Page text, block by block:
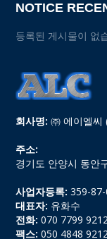
회사명: ㈜ 에이엘씨
주소:
경기도 안양시 동안
사업자등록: 359-
대표자: 유화수
전화: 070 7799
팩스: 050 4848
NOTICE
등록된 게시물이 없